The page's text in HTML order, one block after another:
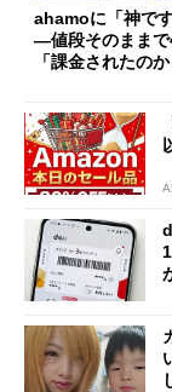
ahamoに「神で
―値段そのまま
「課金されたの